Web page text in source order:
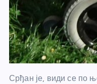
Срђан је, види се по